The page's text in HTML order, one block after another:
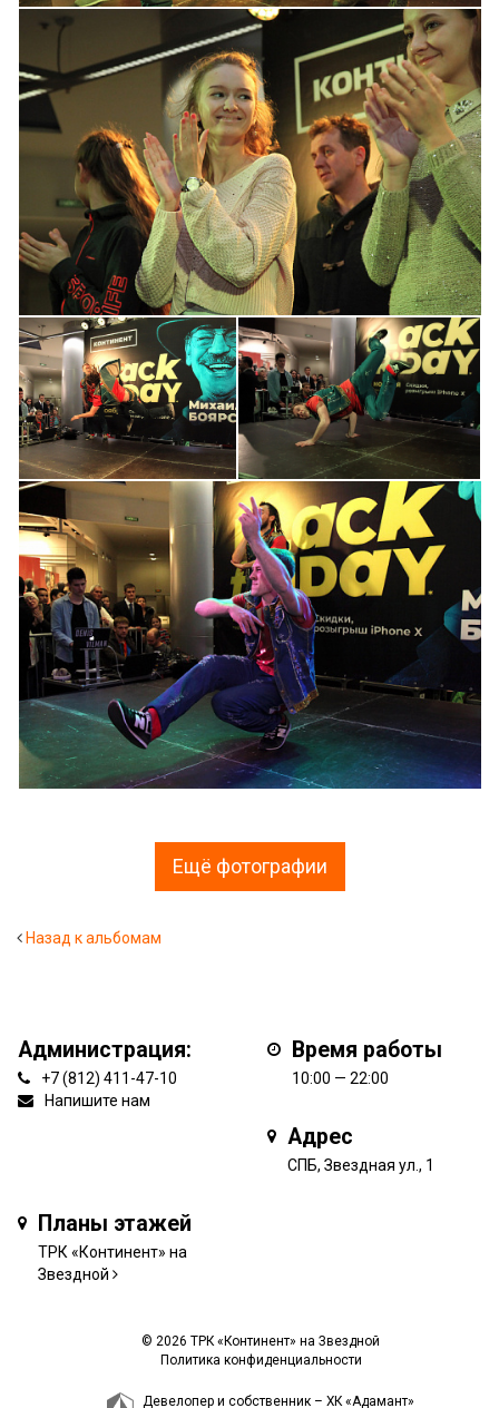
Ещё фотографии
Назад к альбомам
Администрация:
+7 (812) 411-47-10
Напишите нам
Время работы
10:00 — 22:00
Адрес
СПБ, Звездная ул., 1
Планы этажей
ТРК «Континент» на
Звездной
© 2026 ТРК «Континент» на Звездной
Политика конфиденциальности
Девелопер и собственник – ХК «Адамант»